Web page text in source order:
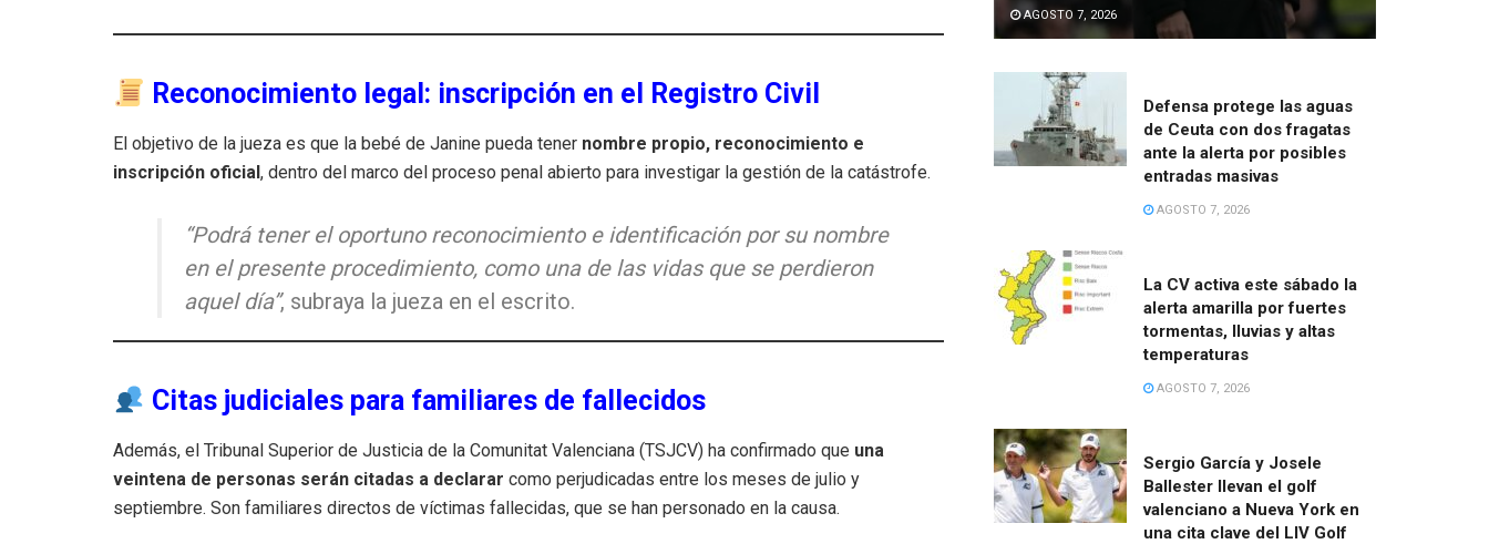
Reconocimiento legal: inscripción en el Registro Civil
El objetivo de la jueza es que la bebé de Janine pueda tener nombre propio, reconocimiento e
inscripción oficial, dentro del marco del proceso penal abierto para investigar la gestión de la catástrofe.
“Podrá tener el oportuno reconocimiento e identificación por su nombre
en el presente procedimiento, como una de las vidas que se perdieron
aquel día”, subraya la jueza en el escrito.
Citas judiciales para familiares de fallecidos
Además, el Tribunal Superior de Justicia de la Comunitat Valenciana (TSJCV) ha confirmado que una
veintena de personas serán citadas a declarar como perjudicadas entre los meses de julio y
septiembre. Son familiares directos de víctimas fallecidas, que se han personado en la causa.
AGOSTO 7, 2026
Defensa protege las aguas
de Ceuta con dos fragatas
ante la alerta por posibles
entradas masivas
AGOSTO 7, 2026
La CV activa este sábado la
alerta amarilla por fuertes
tormentas, lluvias y altas
temperaturas
AGOSTO 7, 2026
Sergio García y Josele
Ballester llevan el golf
valenciano a Nueva York en
una cita clave del LIV Golf